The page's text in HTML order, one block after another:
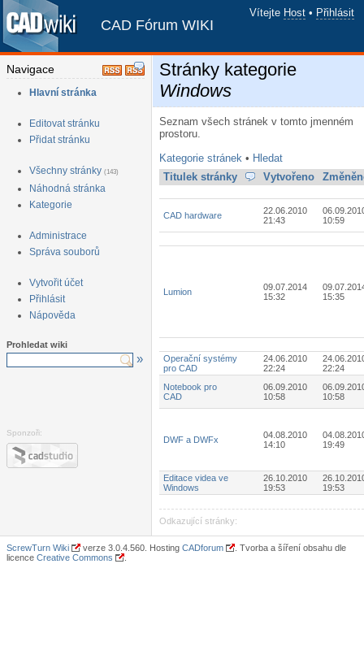
Vítejte Host • Přihlásit
CAD Fórum WIKI
Navigace
Hlavní stránka
Editovat stránku
Přidat stránku
Všechny stránky (143)
Náhodná stránka
Kategorie
Administrace
Správa souborů
Vytvořit účet
Přihlásit
Nápověda
Prohledat wiki
»
Sponzoři:
Stránky kategorie
Windows
Seznam všech stránek v tomto jmenném
prostoru.
Kategorie stránek • Hledat
Titulek stránky
Vytvořeno
CAD hardware
22.06.2010
21:43
10:59
Lumion
09.07.2014
15:32
15:35
Operační systémy
pro CAD
24.06.2010
22:24
22:24
Notebook pro
CAD
06.09.2010
10:58
10:58
DWF a DWFx
04.08.2010
14:10
19:49
Editace videa ve
Windows
26.10.2010
19:53
19:53
Odkazující stránky:
ScrewTurn Wiki verze 3.0.4.560. Hosting CADforum
. Tvorba a šíření obsahu dle
licence Creative Commons